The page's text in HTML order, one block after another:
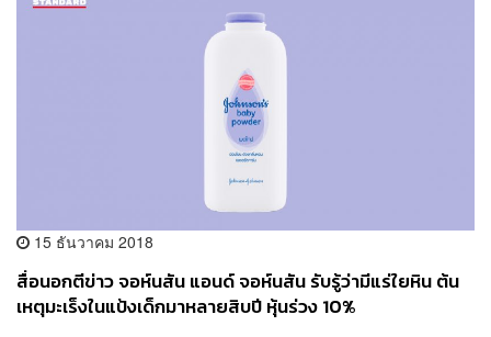
15 ธันวาคม 2018
สื่อนอกตีข่าว จอห์นสัน แอนด์ จอห์นสัน รับรู้ว่ามีแร่ใยหิน ต้น
เหตุมะเร็งในแป้งเด็กมาหลายสิบปี หุ้นร่วง 10%